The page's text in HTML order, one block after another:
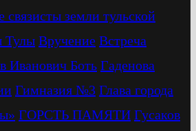
связисты земли тульской
Тулы Вручение Встреча
Иванович Боть Гаденова
Гимназия №3 Глава города
ГОРСТЬ ПАМЯТИ Гусаков